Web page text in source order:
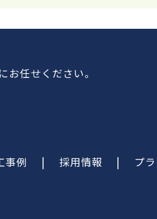
任せください。
事例 | 採用情報 | プ